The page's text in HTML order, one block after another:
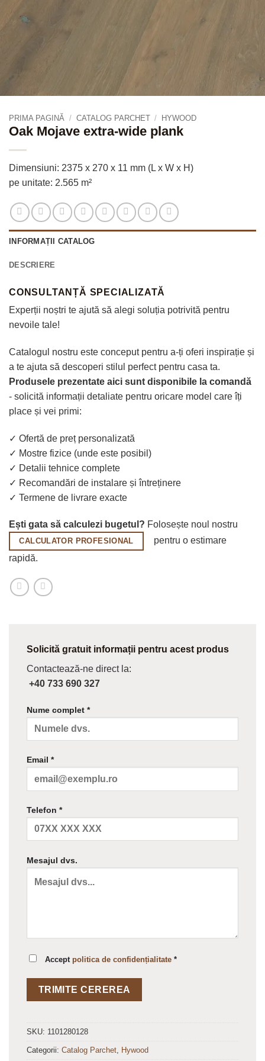
PRIMA PAGINĂ / CATALOG PARCHET / HYWOOD
Oak Mojave extra-wide plank
Dimensiuni: 2375 x 270 x 11 mm (L x W x H)
pe unitate: 2.565 m²
INFORMAȚII CATALOG
DESCRIERE
CONSULTANȚĂ SPECIALIZATĂ
Experții noștri te ajută să alegi soluția potrivită pentru
nevoile tale!
Catalogul nostru este conceput pentru a-ți oferi inspirație și
a te ajuta să descoperi stilul perfect pentru casa ta.
Produsele prezentate aici sunt disponibile la comandă
- solicită informații detaliate pentru oricare model care îți
place și vei primi:
✓ Ofertă de preț personalizată
✓ Mostre fizice (unde este posibil)
✓ Detalii tehnice complete
✓ Recomandări de instalare și întreținere
✓ Termene de livrare exacte
Ești gata să calculezi bugetul? Folosește noul nostru
CALCULATOR PROFESIONAL
pentru o estimare
rapidă.
Solicită gratuit informații pentru acest produs
Contactează-ne direct la:
+40 733 690 327
Nume complet *
Email *
Telefon *
Mesajul dvs.
Accept politica de confidențialitate *
SKU: 1101280128
Categorii: Catalog Parchet, Hywood